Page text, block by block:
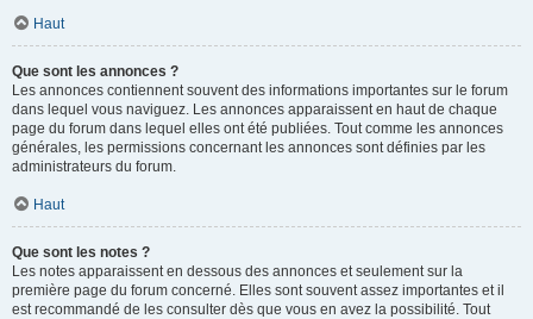
Haut
Que sont les annonces ?
Les annonces contiennent souvent des informations importantes sur le forum
dans lequel vous naviguez. Les annonces apparaissent en haut de chaque
page du forum dans lequel elles ont été publiées. Tout comme les annonces
générales, les permissions concernant les annonces sont définies par les
administrateurs du forum.
Haut
Que sont les notes ?
Les notes apparaissent en dessous des annonces et seulement sur la
première page du forum concerné. Elles sont souvent assez importantes et il
est recommandé de les consulter dès que vous en avez la possibilité. Tout